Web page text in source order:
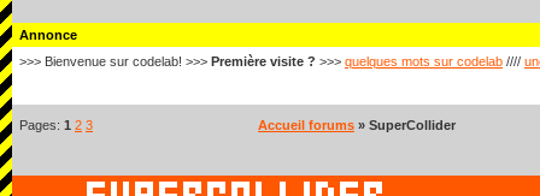
Annonce
>>> Bienvenue sur codelab! >>> Première visite ? >>> quelques mots sur codelab ////
Pages: 1 2 3 Accueil forums » SuperCollider